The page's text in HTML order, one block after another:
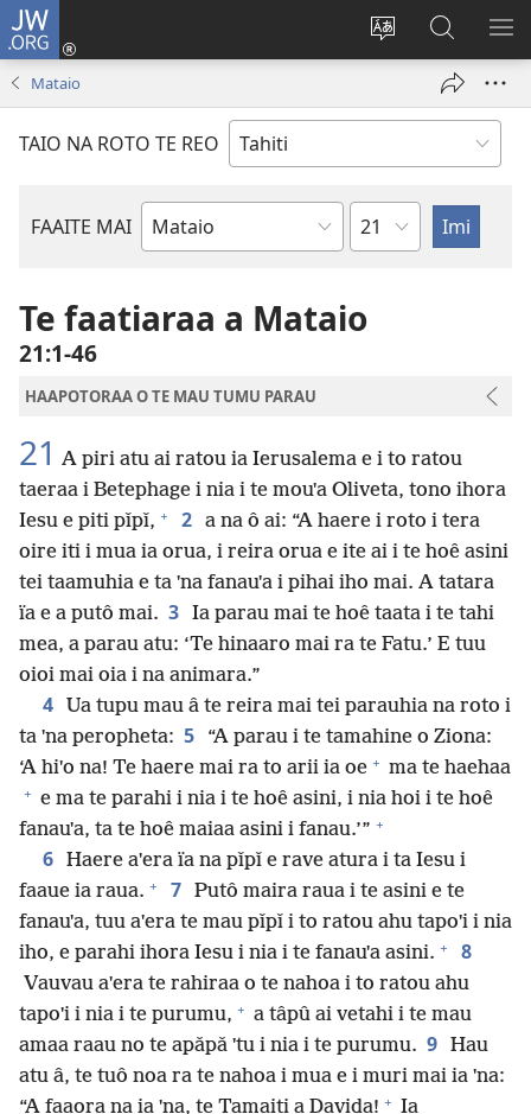
JW.ORG
Taui
reo
Nati
(opens
Maimiraa
nia
JW.ORG
Mataio
TAIO NA ROTO TE REO
FAAITE MAI
Buka
Bibilia
Pene
Te faatiaraa a Mataio
21:1-46
HAAPOTORAA O TE MAU TUMU PARAU
21 A piri atu ai ratou ia Ierusalema e i to ratou
taeraa i Betephage i nia i te mouˈa Oliveta, tono ihora
Iesu e piti pǐpǐ, + 2 a na ô ai: “A haere i roto i tera
oire iti i mua ia orua, i reira orua e ite ai i te hoê asini
tei taamuhia e ta ˈna fanauˈa i pihai iho mai. A tatara
ïa e a putô mai. 3 Ia parau mai te hoê taata i te tahi
mea, a parau atu: ‘Te hinaaro mai ra te Fatu.’ E tuu
oioi mai oia i na animara.”
4
Ua tupu mau â te reira mai tei parauhia na roto i
ta ˈna peropheta: 5
“A parau i te tamahine o Ziona:
‘A hiˈo na! Te haere mai ra to arii ia oe + ma te haehaa
+ e ma te parahi i nia i te hoê asini, i nia hoi i te hoê
fanauˈa, ta te hoê maiaa asini i fanau.’” +
6 Haere aˈera ïa na pǐpǐ e rave atura i ta Iesu i
faaue ia raua. + 7 Putô maira raua i te asini e te
fanauˈa, tuu aˈera te mau pǐpǐ i to ratou ahu tapoˈi i nia
iho, e parahi ihora Iesu i nia i te fanauˈa asini. + 8
Vauvau aˈera te rahiraa o te nahoa i to ratou ahu
tapoˈi i nia i te purumu, + a tâpû ai vetahi i te mau
amaa raau no te apǎpǎ ˈtu i nia i te purumu. 9 Hau
atu â, te tuô noa ra te nahoa i mua e i muri mai ia ˈna:
“A faaora na ia ˈna, te Tamaiti a Davida! + Ia